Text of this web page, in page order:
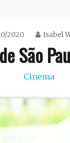
2020 Isabel
São
Cinema